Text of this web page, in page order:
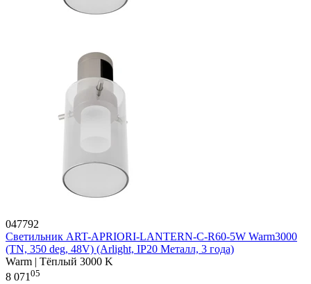
047792
Светильник ART-APRIORI-LANTERN-C-R60-5W Warm3000
(TN, 350 deg, 48V) (Arlight, IP20 Металл, 3 года)
Warm | Тёплый 3000 K
8 071 05